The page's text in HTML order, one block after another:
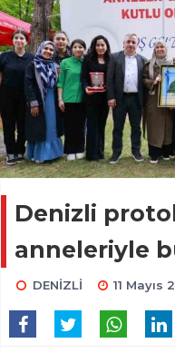
Denizli
anneleriyle
DENİZLİ 11 Mayıs